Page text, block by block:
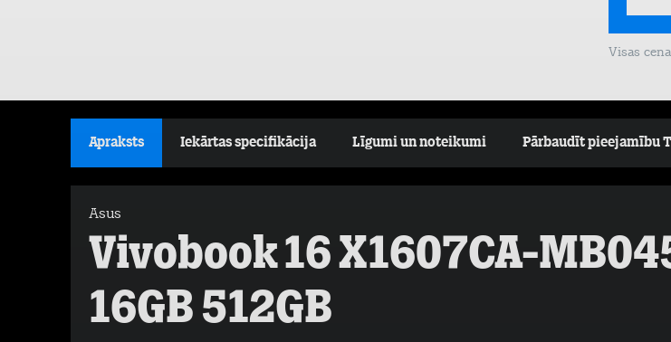
Visas
Apraksts Iekārtas specifikācija Līgumi un noteikumi Pārbaudīt pieejamību
Asus
Vivobook 16 X1607CA-
16GB 512GB